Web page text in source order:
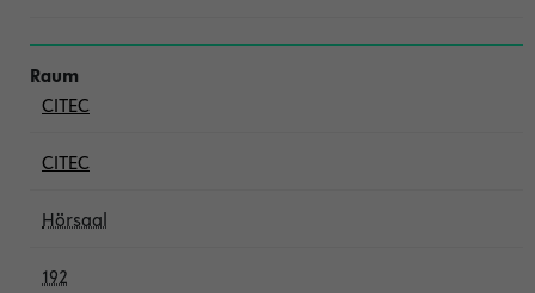
CITEC
CITEC
Hörsaal
192